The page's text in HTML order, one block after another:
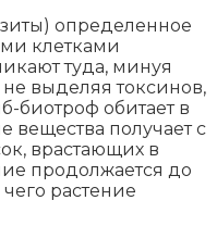
определенное
клетками
туда, минуя
выделяя токсинов,
биотроф обитает в
вещества получает с
врастающих в
продолжается до
растение